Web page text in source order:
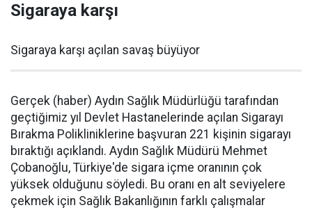
Sigaraya karşı
Sigaraya karşı açılan savaş büyüyor
Gerçek (haber) Aydın Sağlık Müdürlüğü tarafından
geçtiğimiz yıl Devlet Hastanelerinde açılan Sigarayı
Bırakma Polikliniklerine başvuran 221 kişinin sigarayı
bıraktığı açıklandı. Aydın Sağlık Müdürü Mehmet
Çobanoğlu, Türkiye'de sigara içme oranının çok
yüksek olduğunu söyledi. Bu oranı en alt seviyelere
çekmek için Sağlık Bakanlığının farklı çalışmalar